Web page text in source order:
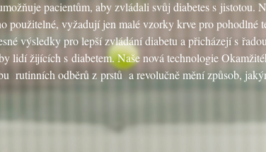
pacientům, aby zvládali svůj diabetes s jistotou.
použitelné, vyžadují jen malé vzorky krve pro pohodlné
výsledky pro lepší zvládání diabetu a přicházejí s
lidí žijících s diabetem. Naše nová technologie
rutinních odběrů z prstů a revolučně mění způsob,